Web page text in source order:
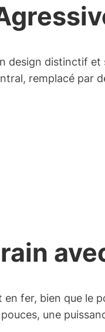
distinctif et
remplacé
fer, bien que le
une